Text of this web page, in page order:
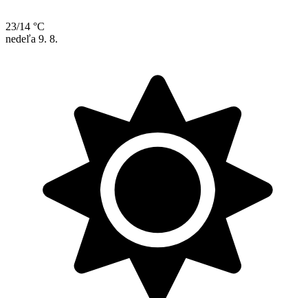
23/14 °C
nedeľa 9. 8.